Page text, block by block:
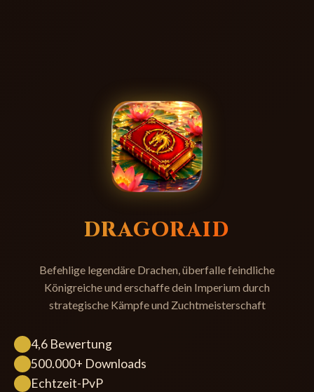
DRAGORAID
Befehlige legendäre Drachen, überfalle feindliche
Königreiche und erschaffe dein Imperium durch
strategische Kämpfe und Zuchtmeisterschaft
4,6 Bewertung
500.000+ Downloads
Echtzeit-PvP